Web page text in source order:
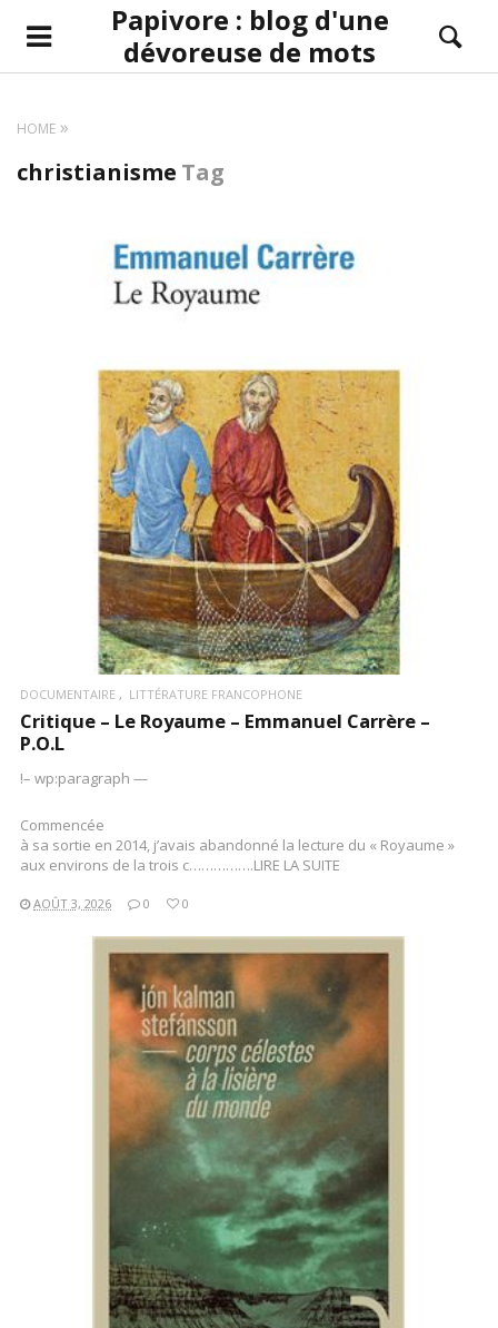
Papivore : blog d'une
dévoreuse de mots
HOME
christianisme Tag
LIRE LA SUITE
DOCUMENTAIRE LITTÉRATURE FRANCOPHONE
Critique – Le Royaume – Emmanuel Carrère –
P.O.L
!– wp:paragraph —
Commencée
à sa sortie en 2014, j’avais abandonné la lecture du « Royaume »
aux environs de la trois c…………….LIRE LA SUITE
AOÛT 3, 2026 0 0
LIRE LA SUITE